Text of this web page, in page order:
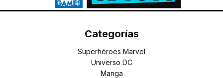
Categorías
Superhéroes Marvel
Universo DC
Manga